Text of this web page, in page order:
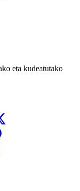
eta kudeatutako